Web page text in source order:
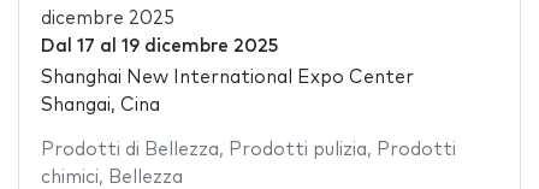
dicembre 2025
Dal 17 al 19 dicembre 2025
Shanghai New International Expo Center
Shangai, Cina
Prodotti di Bellezza, Prodotti pulizia, Prodotti
chimici, Bellezza